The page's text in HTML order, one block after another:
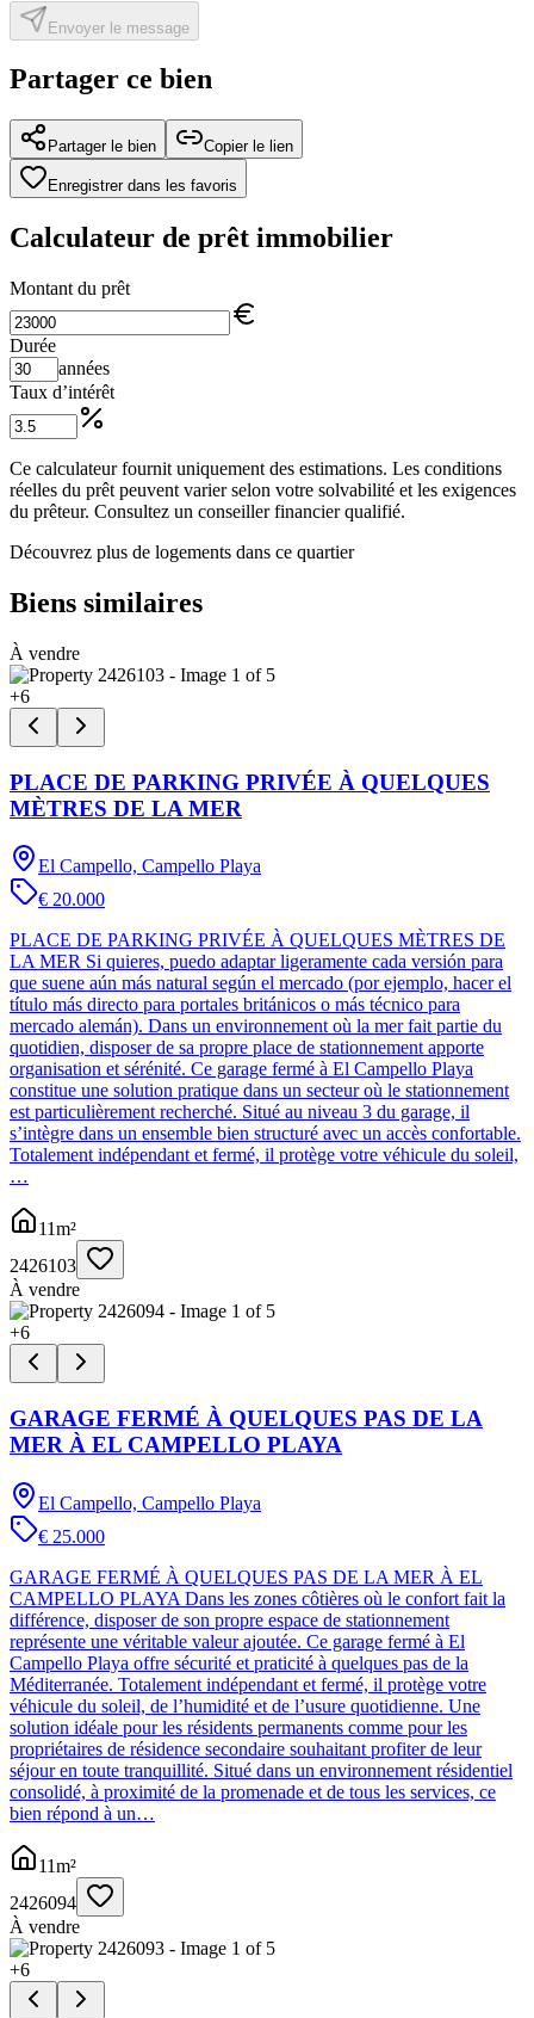
Envoyer le message
Partager ce bien
Partager le bien Copier le lien
Enregistrer dans les favoris
Calculateur de prêt immobilier
Montant du prêt
Durée
années
Taux d’intérêt
Ce calculateur fournit uniquement des estimations. Les conditions
réelles du prêt peuvent varier selon votre solvabilité et les exigences
du prêteur. Consultez un conseiller financier qualifié.
Découvrez plus de logements dans ce quartier
Biens similaires
À vendre
+6
PLACE DE PARKING PRIVÉE À QUELQUES
MÈTRES DE LA MER
El Campello, Campello Playa
€ 20.000
PLACE DE PARKING PRIVÉE À QUELQUES MÈTRES DE
LA MER Si quieres, puedo adaptar ligeramente cada versión para
que suene aún más natural según el mercado (por ejemplo, hacer el
título más directo para portales británicos o más técnico para
mercado alemán). Dans un environnement où la mer fait partie du
quotidien, disposer de sa propre place de stationnement apporte
organisation et sérénité. Ce garage fermé à El Campello Playa
constitue une solution pratique dans un secteur où le stationnement
est particulièrement recherché. Situé au niveau 3 du garage, il
s’intègre dans un ensemble bien structuré avec un accès confortable.
Totalement indépendant et fermé, il protège votre véhicule du soleil,
…
11m²
2426103
À vendre
+6
GARAGE FERMÉ À QUELQUES PAS DE LA
MER À EL CAMPELLO PLAYA
El Campello, Campello Playa
€ 25.000
GARAGE FERMÉ À QUELQUES PAS DE LA MER À EL
CAMPELLO PLAYA Dans les zones côtières où le confort fait la
différence, disposer de son propre espace de stationnement
représente une véritable valeur ajoutée. Ce garage fermé à El
Campello Playa offre sécurité et praticité à quelques pas de la
Méditerranée. Totalement indépendant et fermé, il protège votre
véhicule du soleil, de l’humidité et de l’usure quotidienne. Une
solution idéale pour les résidents permanents comme pour les
propriétaires de résidence secondaire souhaitant profiter de leur
séjour en toute tranquillité. Situé dans un environnement résidentiel
consolidé, à proximité de la promenade et de tous les services, ce
bien répond à un…
11m²
2426094
À vendre
+6